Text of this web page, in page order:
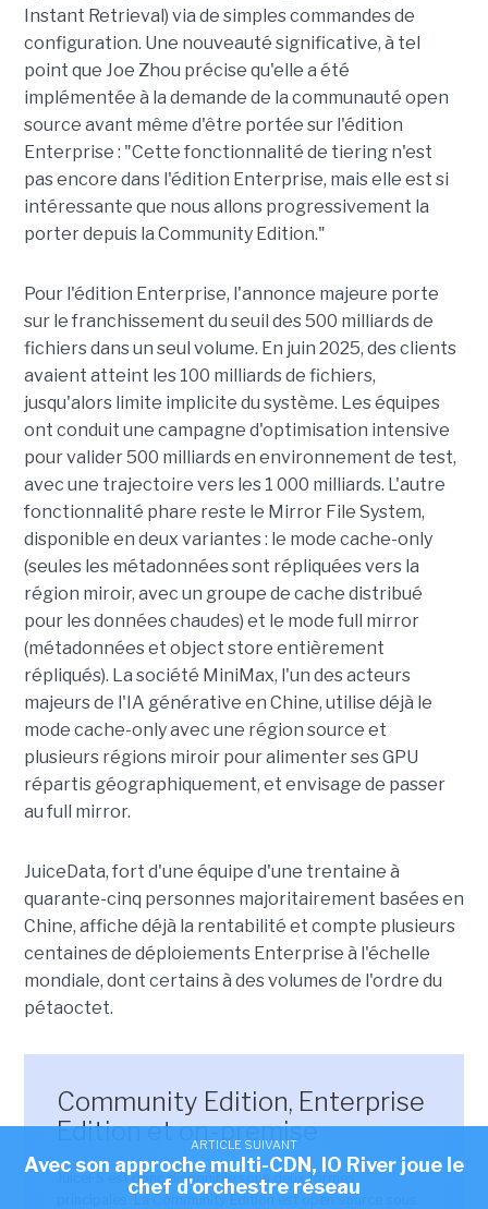
Instant Retrieval) via de simples commandes de
configuration. Une nouveauté significative, à tel
point que Joe Zhou précise qu'elle a été
implémentée à la demande de la communauté open
source avant même d'être portée sur l'édition
Enterprise : "Cette fonctionnalité de tiering n'est
pas encore dans l'édition Enterprise, mais elle est si
intéressante que nous allons progressivement la
porter depuis la Community Edition."
Pour l'édition Enterprise, l'annonce majeure porte
sur le franchissement du seuil des 500 milliards de
fichiers dans un seul volume. En juin 2025, des clients
avaient atteint les 100 milliards de fichiers,
jusqu'alors limite implicite du système. Les équipes
ont conduit une campagne d'optimisation intensive
pour valider 500 milliards en environnement de test,
avec une trajectoire vers les 1 000 milliards. L'autre
fonctionnalité phare reste le Mirror File System,
disponible en deux variantes : le mode cache-only
(seules les métadonnées sont répliquées vers la
région miroir, avec un groupe de cache distribué
pour les données chaudes) et le mode full mirror
(métadonnées et object store entièrement
répliqués). La société MiniMax, l'un des acteurs
majeurs de l'IA générative en Chine, utilise déjà le
mode cache-only avec une région source et
plusieurs régions miroir pour alimenter ses GPU
répartis géographiquement, et envisage de passer
au full mirror.
JuiceData, fort d'une équipe d'une trentaine à
quarante-cinq personnes majoritairement basées en
Chine, affiche déjà la rentabilité et compte plusieurs
centaines de déploiements Enterprise à l'échelle
mondiale, dont certains à des volumes de l'ordre du
pétaoctet.
Community Edition, Enterprise
Edition et on-premise
JuiceFS est donc disponible sous deux formes
principales. La Community Edition est open source sous
ARTICLE SUIVANT
Avec son approche multi-CDN, IO River joue le
chef d'orchestre réseau